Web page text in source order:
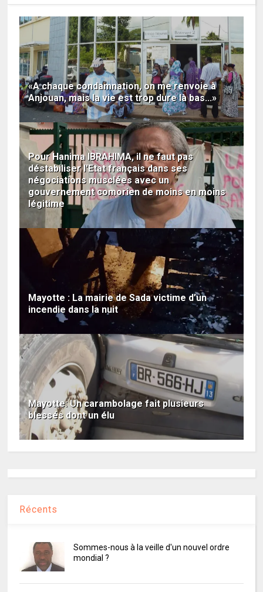
«A chaque condamnation, on me renvoie à
Anjouan, mais la vie est trop dure là bas...»
Pour Hanima IBRAHIMA, il ne faut pas
déstabiliser l'Etat français dans ses
négociations musclées avec un
gouvernement comorien de moins en moins
légitime
Mayotte : La mairie de Sada victime d’un
incendie dans la nuit
Mayotte: Un carambolage fait plusieurs
blessés dont un élu
Récents
Sommes-nous à la veille d'un nouvel ordre
mondial ?